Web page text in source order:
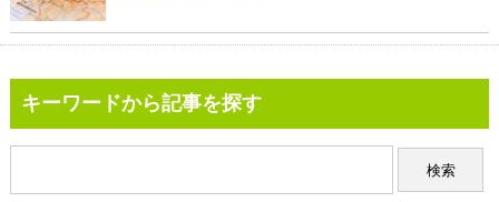
キーワードから記事を探す